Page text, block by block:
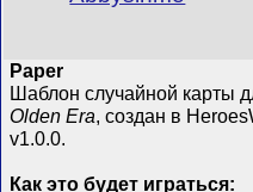
Paper
Шаблон случайной карты
Olden Era , создан в
v1.0.0.
Как это будет играться: